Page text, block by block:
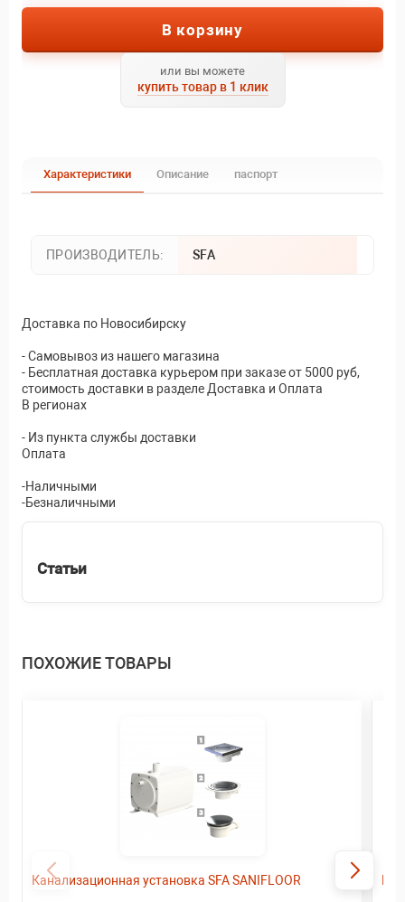
В корзину
или вы можете
купить товар в 1 клик
Характеристики Описание паспорт
ПРОИЗВОДИТЕЛЬ: SFA
Доставка по Новосибирску
- Самовывоз из нашего магазина
- Бесплатная доставка курьером при заказе от 5000 руб,
стоимость доставки в разделе Доставка и Оплата
В регионах
- Из пункта службы доставки
Оплата
-Наличными
-Безналичными
Статьи
ПОХОЖИЕ ТОВАРЫ
Канализационная установка SFA SANIFLOOR